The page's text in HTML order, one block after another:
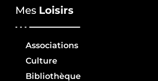
Mes Loisirs
Associations
Culture
Bibliothèque